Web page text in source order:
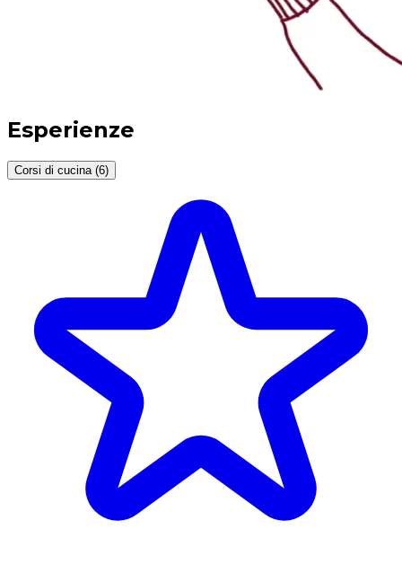
Esperienze
Corsi di cucina (6)